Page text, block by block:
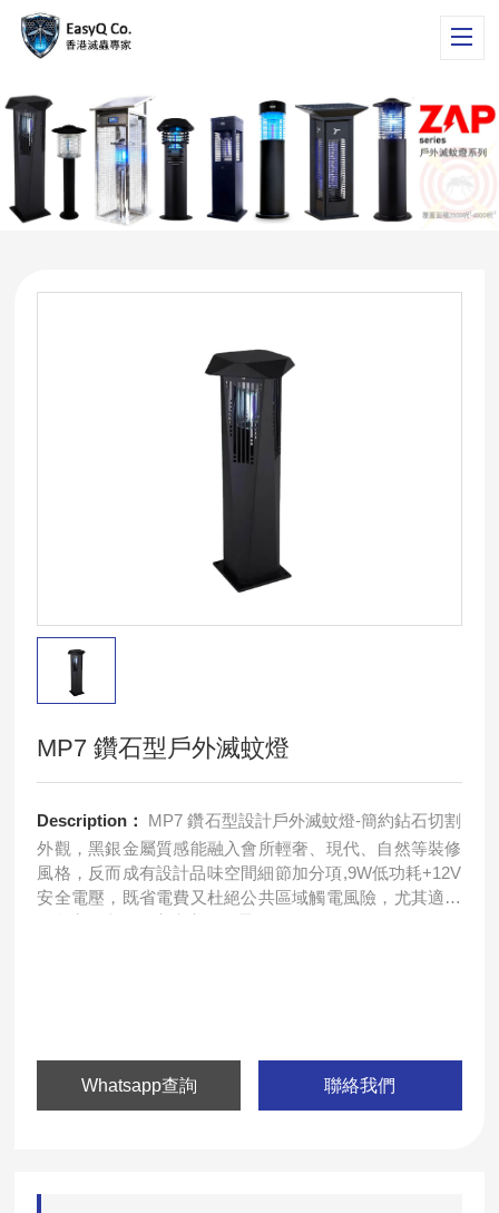
MP7 鑽石型戶外滅蚊燈
Description：
MP7 鑽石型設計戶外滅蚊燈-簡約鉆石切割
外觀，黑銀金屬質感能融入會所輕奢、現代、自然等裝修
風格，反而成有設計品味空間細節加分項,9W低功耗+12V
安全電壓，既省電費又杜絕公共區域觸電風險，尤其適合
Whatsapp查詢 聯絡我們